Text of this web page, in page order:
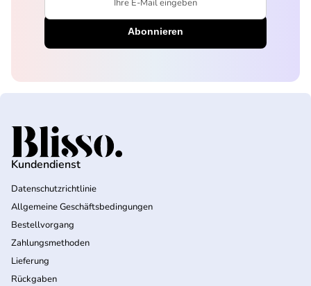
Ihre E-Mail eingeben
Startseite
Kundendienst
Datenschutzrichtlinie
Allgemeine Geschäftsbedingungen
Bestellvorgang
Zahlungsmethoden
Lieferung
Rückgaben